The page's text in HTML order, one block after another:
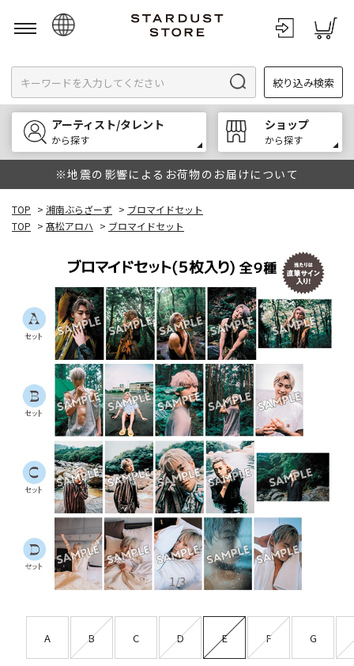
English
한국어
中文
絞り込み検索
アーティスト/タレント
から探す
ショップ
から探す
※地震の影響によるお荷物のお届けについて
TOP > 湘南ぶらざーず > ブロマイドセット
TOP > 髙松アロハ > ブロマイドセット
1/3
A B C D E F G